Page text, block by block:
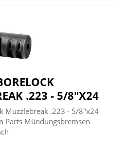
.223 - 5/8"X24
Muzzlebreak .223 - 5/8"x24
Parts Mündungsbremsen